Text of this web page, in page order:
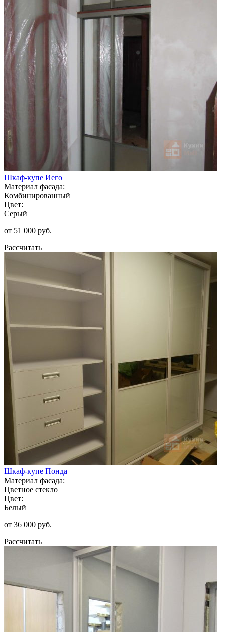
Шкаф-купе Иего
Материал фасада:
Комбинированный
Цвет:
Серый
от 51 000 руб.
Рассчитать
Шкаф-купе Понда
Материал фасада:
Цветное стекло
Цвет:
Белый
от 36 000 руб.
Рассчитать